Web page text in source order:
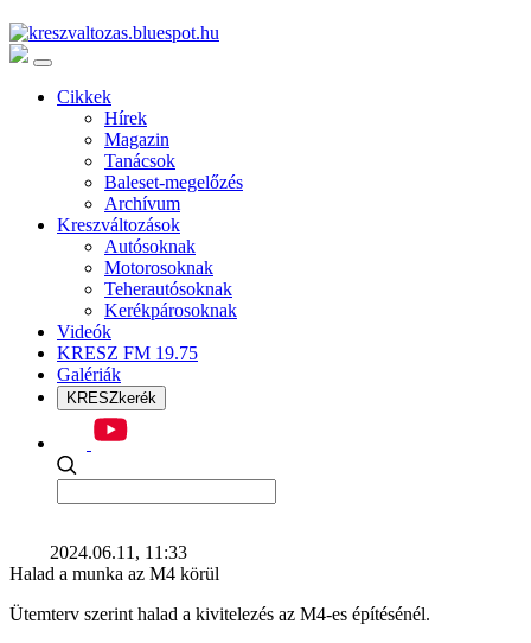
Cikkek
Hírek
Magazin
Tanácsok
Baleset-megelőzés
Archívum
Kreszváltozások
Autósoknak
Motorosoknak
Teherautósoknak
Kerékpárosoknak
Videók
KRESZ FM 19.75
Galériák
KRESZkerék
2024.06.11, 11:33
Halad a munka az M4 körül
Ütemterv szerint halad a kivitelezés az M4-es építésénél.